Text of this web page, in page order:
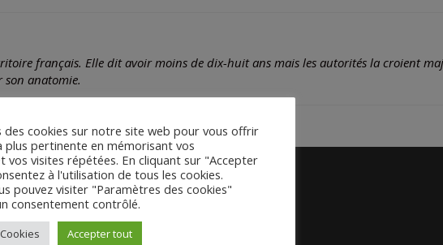
français. Elle dit avoir moins de dix-huit ans mais les autorités la croient
son anatomie.
des cookies sur notre site web pour vous offrir
plus pertinente en mémorisant vos
vos visites répétées. En cliquant sur "Accepter
à l'utilisation de tous les cookies.
pouvez visiter "Paramètres des cookies"
consentement contrôlé.
Accepter tout